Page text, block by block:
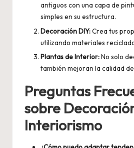
antiguos con una capa de
simples en su estructura.
Decoración DIY:Crea tus
utilizando materiales
Plantas de Interior:No solo
también mejoran la calidad
Preguntas
sobre
Interiorismo